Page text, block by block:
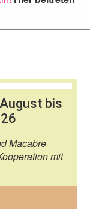
bis
Macabre
mit